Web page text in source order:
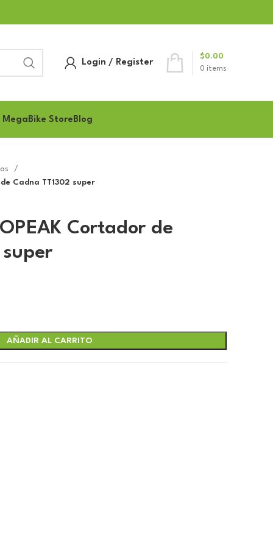
Login / Register
0 items
$0.00
MegaBike Store Blog
Cadna TT1302 super
Cortador de
super
AÑADIR AL CARRITO